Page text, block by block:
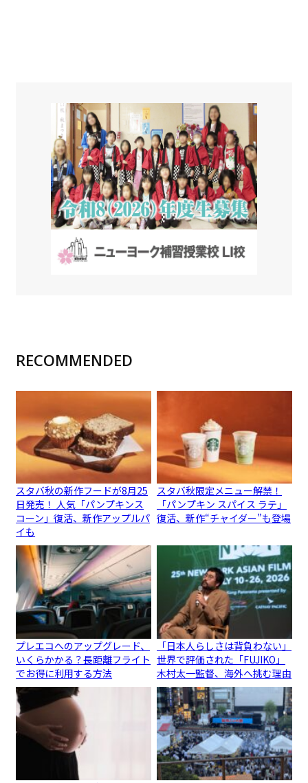
RECOMMENDED
スタバ秋の新作フードが8月25
日発売！ 人気「パンプキンス
コーン」復活、新作アップルパ
イも
スタバ秋限定メニュー解禁！
「パンプキン スパイス ラテ」
復活、新作“チャイダー”も登場
プレエコへのアップグレード、
いくらかかる？長距離フライト
でお得に利用する方法
「日本人らしさは背負わない」
世界で評価された「FUJIKO」
木村太一監督、海外へ挑む理由